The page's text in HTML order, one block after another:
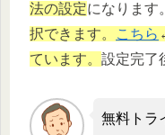
法の設定になります。
択できます。
こちら
ています。 設定完了
無料トラ